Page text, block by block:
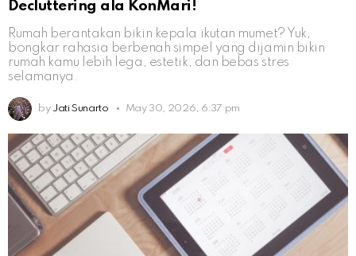
Decluttering ala KonMari!
Rumah berantakan bikin kepala ikutan mumet? Yuk,
bongkar rahasia berbenah simpel yang dijamin bikin
rumah kamu lebih lega, estetik, dan bebas stres
selamanya.
by Jati Sunarto May 30, 2026, 6:37 pm